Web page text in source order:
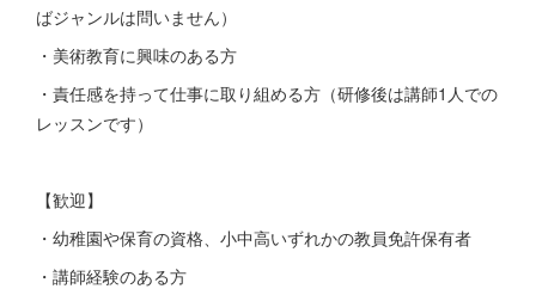
ばジャンルは問いません）
・美術教育に興味のある方
・責任感を持って仕事に取り組める方（研修後は講師1人での
レッスンです）
【歓迎】
・幼稚園や保育の資格、小中高いずれかの教員免許保有者
・講師経験のある方